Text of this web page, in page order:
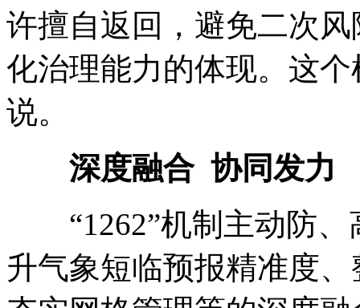
许擅自返回，避免二次
化治理能力的体现。这
说。
深度融合 协同发力
“1262”机制主动防、
升气象短临预报精准度